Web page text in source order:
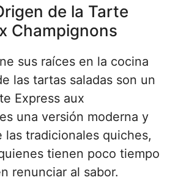
de la Tarte
Champignons
sus raíces en la cocina
las tartas saladas son un
Express aux
una versión moderna y
las tradicionales quiches,
tienen poco tiempo
renunciar al sabor.